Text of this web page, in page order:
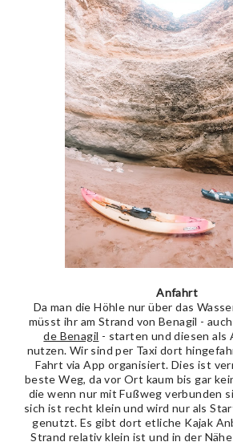
Anfahrt
Da man die Höhle nur über das
müsst ihr am Strand von Benagil -
de Benagil - starten und diesen
nutzen. Wir sind per Taxi dort
Fahrt via App organisiert. Dies ist
beste Weg, da vor Ort kaum bis gar
die wenn nur mit Fußweg verbunden
sich ist recht klein und wird nur als
genutzt. Es gibt dort etliche Kajak
Strand relativ klein ist und in der